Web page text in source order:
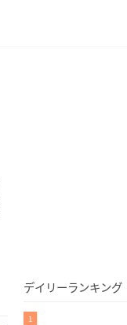
デイリーランキング
1